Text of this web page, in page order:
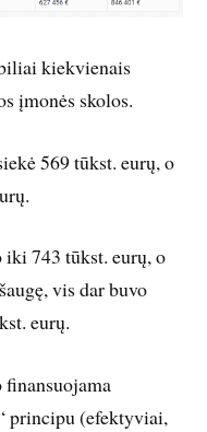
kiekvienais
įmonės skolos.
569 tūkst. eurų, o
iki 743 tūkst. eurų, o
vis dar buvo
eurų.
principu (efektyviai,